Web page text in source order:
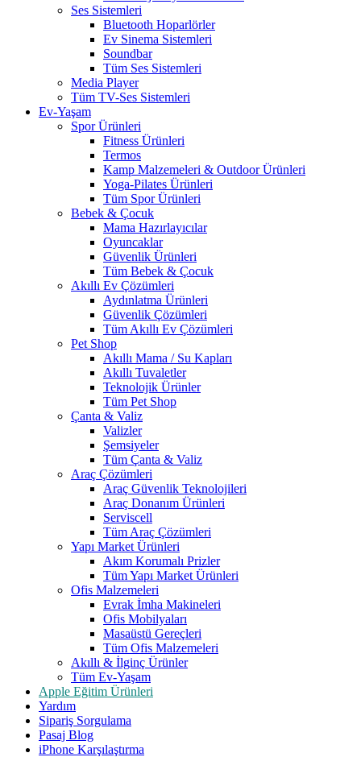
Ses Sistemleri
Bluetooth Hoparlörler
Ev Sinema Sistemleri
Soundbar
Tüm Ses Sistemleri
Media Player
Tüm TV-Ses Sistemleri
Ev-Yaşam
Spor Ürünleri
Fitness Ürünleri
Termos
Kamp Malzemeleri & Outdoor Ürünleri
Yoga-Pilates Ürünleri
Tüm Spor Ürünleri
Bebek & Çocuk
Mama Hazırlayıcılar
Oyuncaklar
Güvenlik Ürünleri
Tüm Bebek & Çocuk
Akıllı Ev Çözümleri
Aydınlatma Ürünleri
Güvenlik Çözümleri
Tüm Akıllı Ev Çözümleri
Pet Shop
Akıllı Mama / Su Kapları
Akıllı Tuvaletler
Teknolojik Ürünler
Tüm Pet Shop
Çanta & Valiz
Valizler
Şemsiyeler
Tüm Çanta & Valiz
Araç Çözümleri
Araç Güvenlik Teknolojileri
Araç Donanım Ürünleri
Serviscell
Tüm Araç Çözümleri
Yapı Market Ürünleri
Akım Korumalı Prizler
Tüm Yapı Market Ürünleri
Ofis Malzemeleri
Evrak İmha Makineleri
Ofis Mobilyaları
Masaüstü Gereçleri
Tüm Ofis Malzemeleri
Akıllı & İlginç Ürünler
Tüm Ev-Yaşam
Apple Eğitim Ürünleri
Yardım
Sipariş Sorgulama
Pasaj Blog
iPhone Karşılaştırma